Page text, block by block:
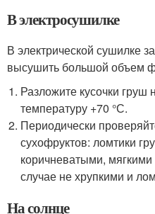
В электросушилке
В электрической сушилке
высушить большой объем
Разложите кусочки груш
температуру +70 °С.
Периодически
сухофруктов: ломтики
коричневатыми,
случае не хрупкими и
На солнце